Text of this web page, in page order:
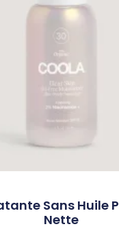
Sans Huile
Nette